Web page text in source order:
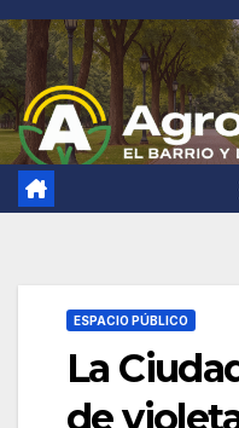
Saltar
al
contenido
ESPACIO PÚBLICO
La
de